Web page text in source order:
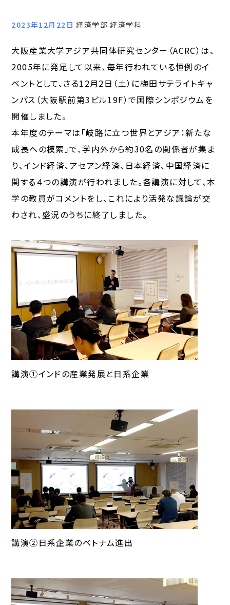
2023年12月22日経済学部 経済学科
大阪産業大学アジア共同体研究センター（ACRC）は、
2005年に発足して以来、毎年行われている恒例のイ
ベントとして、さる12月2日（土）に梅田サテライトキャ
ンパス（大阪駅前第3ビル19F）で国際シンポジウムを
開催しました。
本年度のテーマは「岐路に立つ世界とアジア：新たな
成長への模索」で、学内外から約30名の関係者が集ま
り、インド経済、アセアン経済、日本経済、中国経済に
関する４つの講演が行われました。各講演に対して、本
学の教員がコメントをし、これにより活発な議論が交
わされ、盛況のうちに終了しました。
講演①インドの産業発展と日系企業
講演②日系企業のベトナム進出